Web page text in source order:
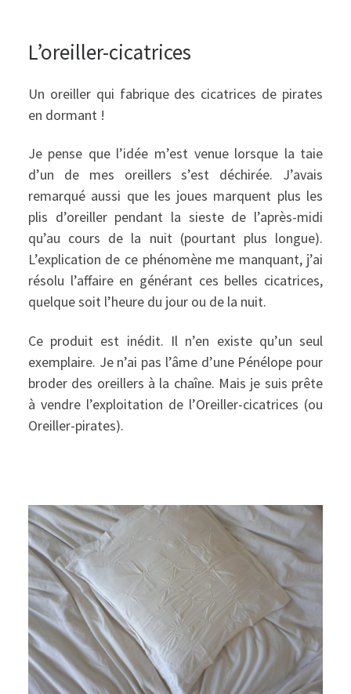
L’oreiller-cicatrices
Un oreiller qui fabrique des cicatrices de pirates
en dormant !
Je pense que l’idée m’est venue lorsque la taie
d’un de mes oreillers s’est déchirée. J’avais
remarqué aussi que les joues marquent plus les
plis d’oreiller pendant la sieste de l’après-midi
qu’au cours de la nuit (pourtant plus longue).
L’explication de ce phénomène me manquant, j’ai
résolu l’affaire en générant ces belles cicatrices,
quelque soit l’heure du jour ou de la nuit.
Ce produit est inédit. Il n’en existe qu’un seul
exemplaire. Je n’ai pas l’âme d’une Pénélope pour
broder des oreillers à la chaîne. Mais je suis prête
à vendre l’exploitation de l’Oreiller-cicatrices (ou
Oreiller-pirates).